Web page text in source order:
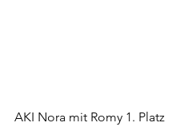
AKI Nora mit Romy 1. Platz